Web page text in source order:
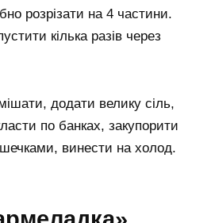
розрізати на 4 частини.
кілька разів через
додати велику сіль,
по банках, закупорити
винести на холод.